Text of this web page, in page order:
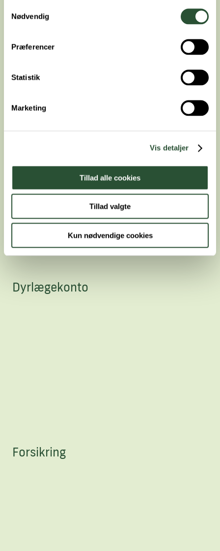
Nødvendig
Præferencer
Statistik
Marketing
Vis detaljer
Tillad alle cookies
Tillad valgte
Kun nødvendige cookies
Dyrlægekonto
Forsikring